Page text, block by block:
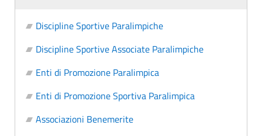
Discipline Sportive Paralimpiche
Discipline Sportive Associate Paralimpiche
Enti di Promozione Paralimpica
Enti di Promozione Sportiva Paralimpica
Associazioni Benemerite